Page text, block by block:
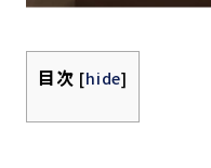
目次 [hide]